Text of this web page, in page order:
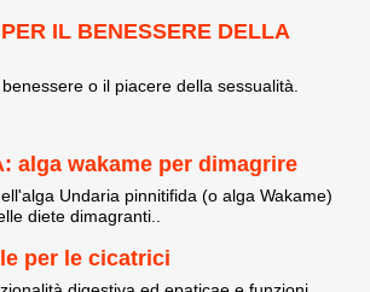
IL BENESSERE DELLA
o il piacere della sessualità.
alga wakame per dimagrire
Undaria pinnitifida (o alga Wakame)
diete dimagranti..
per le cicatrici